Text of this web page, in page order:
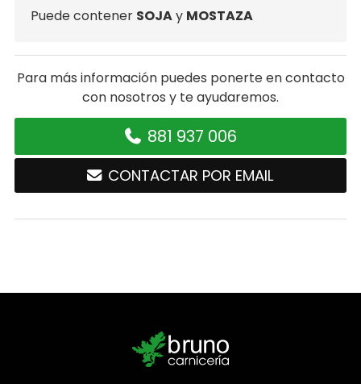
Para más información puedes ponerte en contacto
con nosotros y te ayudaremos.
881 937 006
CONTACTAR POR EMAIL
Puede contener SOJAy MOSTAZA